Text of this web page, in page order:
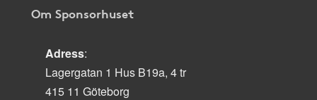
Om Sponsorhuset
Adress:
Lagergatan 1 Hus B19a, 4 tr
415 11 Göteborg